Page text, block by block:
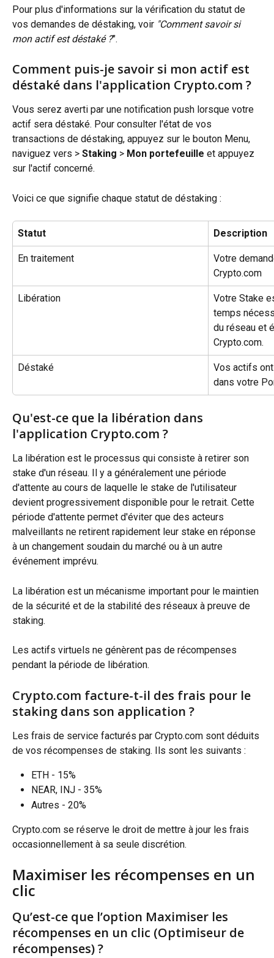
Pour plus d'informations sur la vérification du statut de
vos demandes de déstaking, voir "Comment savoir si
mon actif est déstaké ?".
Comment puis-je savoir si mon actif est
déstaké dans l'application Crypto.com ?
Vous serez averti par une notification push lorsque votre
actif sera déstaké. Pour consulter l'état de vos
transactions de déstaking, appuyez sur le bouton Menu,
naviguez vers > Staking > Mon portefeuille et appuyez
sur l'actif concerné.
Voici ce que signifie chaque statut de déstaking :
Statut Description
En traitement
Votre
Crypto.com
Libération
Votre Stake
temps
du réseau et
Crypto.com.
Déstaké
Vos actifs
dans votre
Qu'est-ce que la libération dans
l'application Crypto.com ?
La libération est le processus qui consiste à retirer son
stake d'un réseau. Il y a généralement une période
d'attente au cours de laquelle le stake de l'utilisateur
devient progressivement disponible pour le retrait. Cette
période d'attente permet d'éviter que des acteurs
malveillants ne retirent rapidement leur stake en réponse
à un changement soudain du marché ou à un autre
événement imprévu.
La libération est un mécanisme important pour le maintien
de la sécurité et de la stabilité des réseaux à preuve de
staking.
Les actifs virtuels ne génèrent pas de récompenses
pendant la période de libération.
Crypto.com facture-t-il des frais pour le
staking dans son application ?
Les frais de service facturés par Crypto.com sont déduits
de vos récompenses de staking. Ils sont les suivants :
ETH - 15%
NEAR, INJ - 35%
Autres - 20%
Crypto.com se réserve le droit de mettre à jour les frais
occasionnellement à sa seule discrétion.
Maximiser les récompenses en un
clic
Qu’est-ce que l’option Maximiser les
récompenses en un clic (Optimiseur de
récompenses) ?